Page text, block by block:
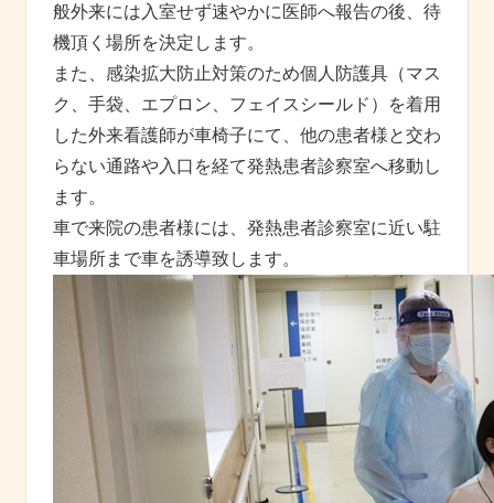
般外来には入室せず速やかに医師へ報告の後、待
機頂く場所を決定します。
また、感染拡大防止対策のため個人防護具（マス
ク、手袋、エプロン、フェイスシールド）を着用
した外来看護師が車椅子にて、他の患者様と交わ
らない通路や入口を経て発熱患者診察室へ移動し
ます。
車で来院の患者様には、発熱患者診察室に近い駐
車場所まで車を誘導致します。